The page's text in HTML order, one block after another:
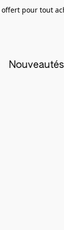
pour tout
Nouveautés